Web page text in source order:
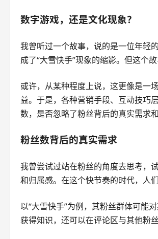
数字游戏，还是文化现象？
我曾听过一个故事，说的是一位年轻
成了“大雪快手”现象的缩影。但这个
或许，从某种程度上说，这更像是一
益。于是，各种营销手段、互动技巧
数，是否忽略了粉丝背后的真实需求
粉丝数背后的真实需求
我曾尝试过站在粉丝的角度去思考，
和归属感。在这个快节奏的时代，人
以“大雪快手”为例，其粉丝群体可能
获得知识，还可以在评论区与其他粉